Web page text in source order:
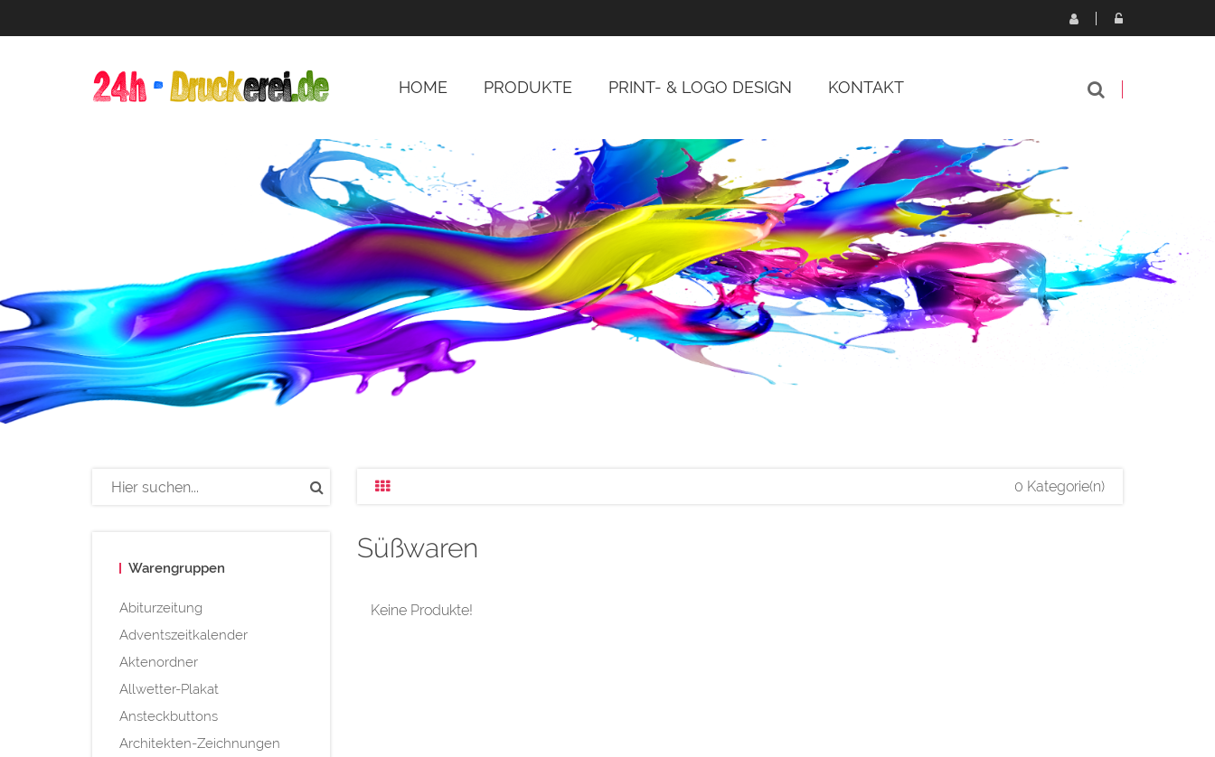
HOME PRODUKTE PRINT- & LOGO DESIGN KONTAKT
Warengruppen
Abiturzeitung
Adventszeitkalender
Aktenordner
Allwetter-Plakat
Ansteckbuttons
Architekten-Zeichnungen
0 Kategorie(n)
Süßwaren
Keine Produkte!